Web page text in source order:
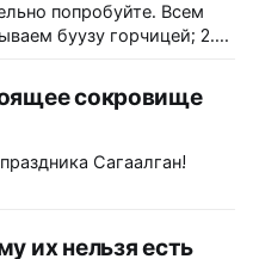
попробуйте. Всем
кушать с
сокровище
Сагаалган!
их нельзя есть